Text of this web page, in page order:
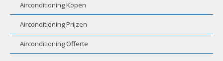
Airconditioning Kopen
Airconditioning Prijzen
Airconditioning Offerte